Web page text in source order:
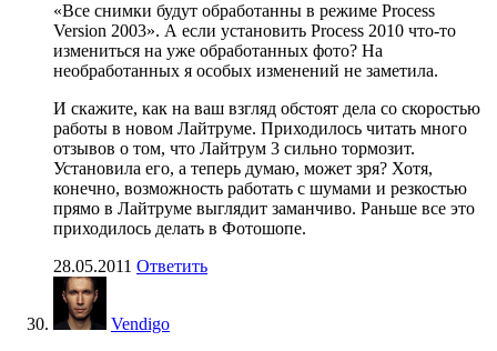
«Все снимки будут обработанны в режиме Process
Version 2003». А если установить Process 2010 что-то
измениться на уже обработанных фото? На
необработанных я особых изменений не заметила.
И скажите, как на ваш взгляд обстоят дела со скоростью
работы в новом Лайтруме. Приходилось читать много
отзывов о том, что Лайтрум 3 сильно тормозит.
Установила его, а теперь думаю, может зря? Хотя,
конечно, возможность работать с шумами и резкостью
прямо в Лайтруме выглядит заманчиво. Раньше все это
приходилось делать в Фотошопе.
28.05.2011 Ответить
Vendigo